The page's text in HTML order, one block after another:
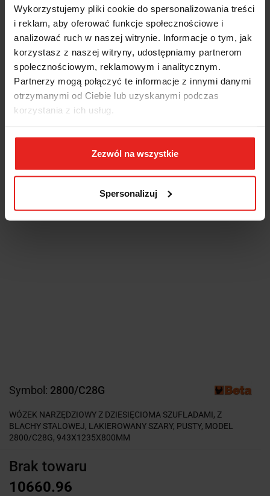
Wykorzystujemy pliki cookie do spersonalizowania treści
i reklam, aby oferować funkcje społecznościowe i
analizować ruch w naszej witrynie. Informacje o tym, jak
korzystasz z naszej witryny, udostępniamy partnerom
społecznościowym, reklamowym i analitycznym.
Partnerzy mogą połączyć te informacje z innymi danymi
otrzymanymi od Ciebie lub uzyskanymi podczas
korzystania z ich usług.
Zezwól na wszystkie
Spersonalizuj
Symbol: 2800/C28G
WÓZEK NARZĘDZIOWY Z DZIESIĘCIOMA SZUFLADAMI, Z
BLACHY STALOWEJ, LAKIEROWANY SZARY, PUSTY, MODEL
2800/C28G, 943X1235X800MM
Brak towaru
10660.96